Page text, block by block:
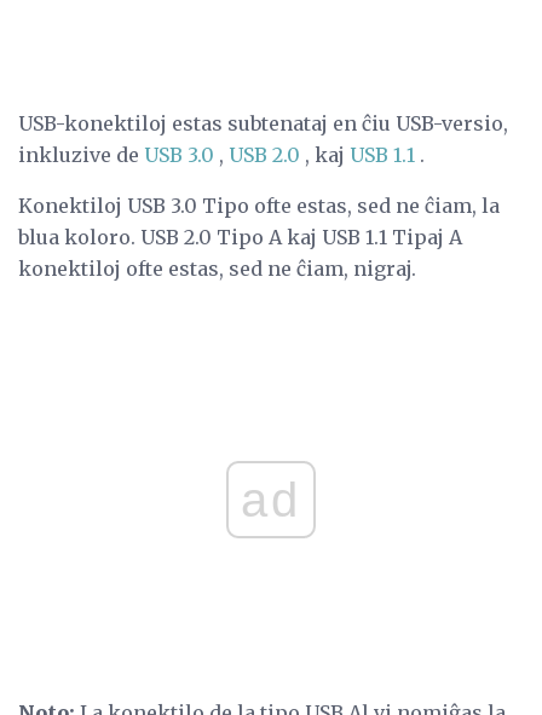
USB-konektiloj estas subtenataj en ĉiu USB-versio,
inkluzive de USB 3.0 , USB 2.0 , kaj USB 1.1 .
Konektiloj USB 3.0 Tipo ofte estas, sed ne ĉiam, la
blua koloro. USB 2.0 Tipo A kaj USB 1.1 Tipaj A
konektiloj ofte estas, sed ne ĉiam, nigraj.
ad